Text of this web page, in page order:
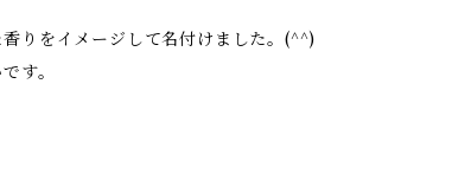
りをイメージして名付けました。(^^)
す。